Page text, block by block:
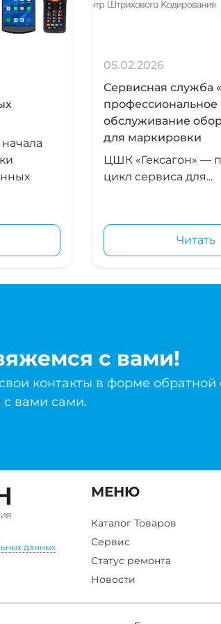
05.02.2026
Сервисная служба
профессиональное
обслуживание
для маркировки
ЦШК «Гексагон» —
цикл сервиса для...
Читать
с вами!
контакты в форме
вами сами.
данных
МЕНЮ
Каталог Товаров
Сервис
Статус ремонта
Новости